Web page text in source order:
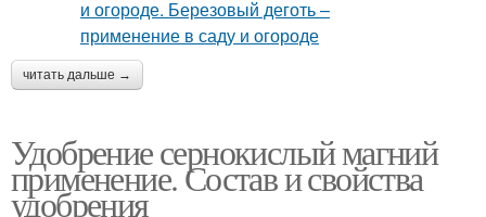
читать дальше →
Удобрение сернокислый магний
применение. Состав и свойства
удобрения